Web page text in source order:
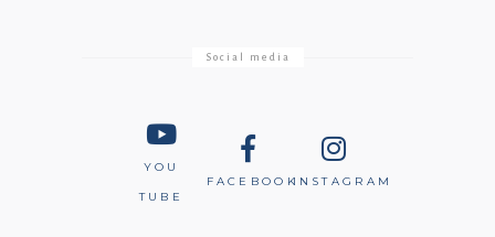
Social media
YOU
TUBE
FACEBOOKINSTAGRAM